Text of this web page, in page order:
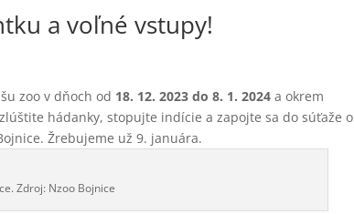
a voľné vstupy!
zoo v dňoch od 18. 12. 2023 do 8. 1. 2024 a okrem
hádanky, stopujte indície a zapojte sa do súťaže o
Žrebujeme už 9. januára.
Zdroj: Nzoo Bojnice